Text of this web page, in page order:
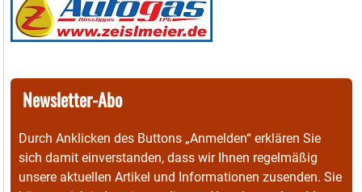
Newsletter-Abo
Durch Anklicken des Buttons „Anmelden“ erklären Sie
sich damit einverstanden, dass wir Ihnen regelmäßig
unsere aktuellen Artikel und Informationen zusenden. Sie